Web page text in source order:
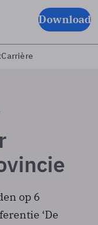
Download
Carrière
op 6
‘De